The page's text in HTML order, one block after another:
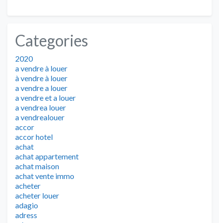
Categories
2020
a vendre à louer
à vendre à louer
a vendre a louer
a vendre et a louer
a vendrea louer
a vendrealouer
accor
accor hotel
achat
achat appartement
achat maison
achat vente immo
acheter
acheter louer
adagio
adress